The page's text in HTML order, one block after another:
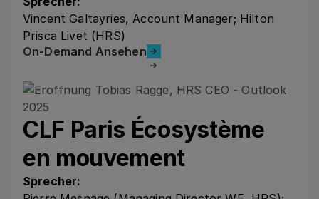
Vincent Galtayries, Account Manager; Hilton
Prisca Livet (HRS)
On-Demand Ansehen
On-Demand Ansehen
CLF Paris Écosystème
en mouvement
Sprecher: